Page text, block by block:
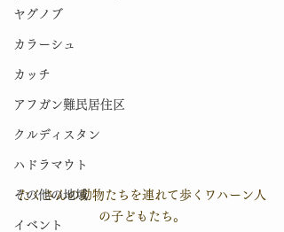
ヤグノブ
カラーシュ
カッチ
アフガン難民居住区
クルディスタン
ハドラマウト
その他の地域
イベント
たくさんの動物たちを連れて歩くワハーン人
の子どもたち。